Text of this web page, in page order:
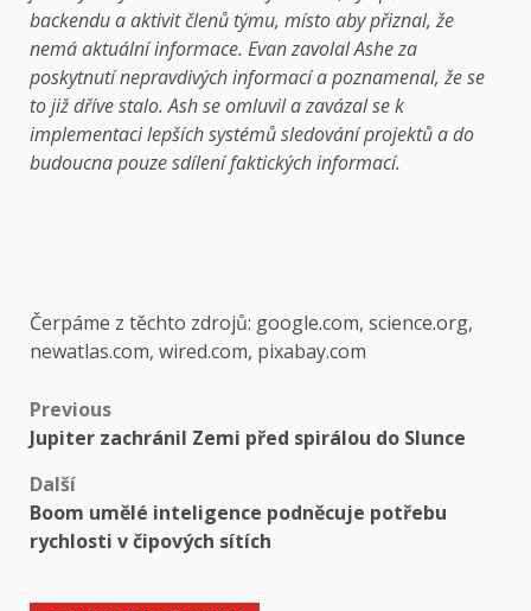
backendu a aktivit členů týmu, místo aby přiznal, že
nemá aktuální informace. Evan zavolal Ashe za
poskytnutí nepravdivých informací a poznamenal, že se
to již dříve stalo. Ash se omluvil a zavázal se k
implementaci lepších systémů sledování projektů a do
budoucna pouze sdílení faktických informací.
Čerpáme z těchto zdrojů: google.com, science.org,
newatlas.com, wired.com, pixabay.com
Post
navigation
Previous
Jupiter zachránil Zemi před spirálou do Slunce
Další
Boom umělé inteligence podněcuje potřebu
rychlosti v čipových sítích